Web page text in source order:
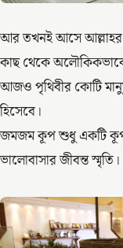
আর তখনই আসে
কাছ থেকে
আজও পৃথিবীর কোটি
হিসেবে।
জমজম কূপ শুধু একটি কূপ
ভালোবাসার জীবন্ত স্মৃতি।